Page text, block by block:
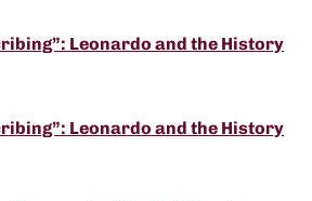
Leonardo and the History
Leonardo and the History